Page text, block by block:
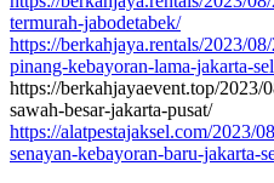
termurah-jabodetabek/
https://berkahjaya.rentals/2023/
pinang-kebayoran-lama-jakarta-
https://berkahjayaevent.top/2023/
sawah-besar-jakarta-pusat/
https://alatpestajaksel.com/2023/
senayan-kebayoran-baru-jakarta-